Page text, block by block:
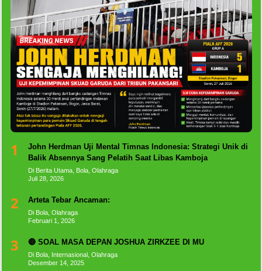
1
John Herdman Uji Mental Timnas Indonesia: Strategi Unik di
Balik Absennya Sang Pelatih Saat Libas Kamboja
Di Berita Utama, Bola, Olahraga
Juli 28, 2026
2 Arteta Tebar Ancaman:
Di Bola, Olahraga
Februari 1, 2026
3 🔴 SOAL MASA DEPAN JOSHUA ZIRKZEE DI MU
Di Bola, Internasional, Olahraga
Desember 14, 2025